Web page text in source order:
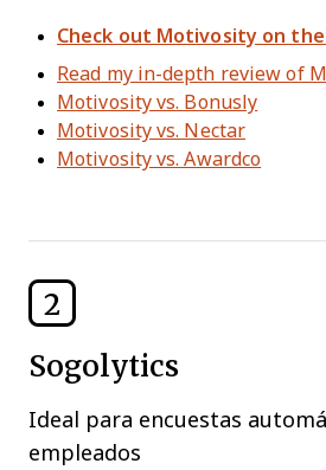
Check out Motivosity on
Read my in-depth review of
Motivosity vs. Bonusly
Motivosity vs. Nectar
Motivosity vs. Awardco
2
Sogolytics
Ideal para encuestas
empleados